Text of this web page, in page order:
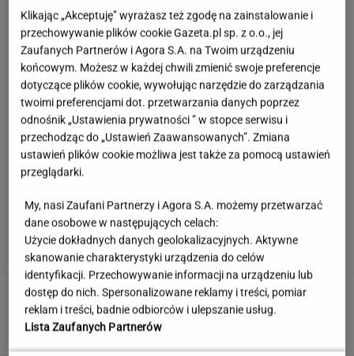
Córka Cruise'a i Holmes zagrała w teatrze.
Tyle osób przyszło na jej występ
Rekord padł w niewielkim stawie. Taki okaz
trafia się bardzo rzadko
Klikając „Akceptuję” wyrażasz też zgodę na zainstalowanie i
przechowywanie plików cookie Gazeta.pl sp. z o.o., jej
Zaufanych Partnerów i Agora S.A. na Twoim urządzeniu
końcowym. Możesz w każdej chwili zmienić swoje preferencje
dotyczące plików cookie, wywołując narzędzie do zarządzania
twoimi preferencjami dot. przetwarzania danych poprzez
odnośnik „Ustawienia prywatności ” w stopce serwisu i
przechodząc do „Ustawień Zaawansowanych”. Zmiana
ustawień plików cookie możliwa jest także za pomocą ustawień
przeglądarki.
My, nasi Zaufani Partnerzy i Agora S.A. możemy przetwarzać
dane osobowe w następujących celach:
Użycie dokładnych danych geolokalizacyjnych. Aktywne
skanowanie charakterystyki urządzenia do celów
identyfikacji. Przechowywanie informacji na urządzeniu lub
dostęp do nich. Spersonalizowane reklamy i treści, pomiar
reklam i treści, badnie odbiorców i ulepszanie usług.
Lista Zaufanych Partnerów